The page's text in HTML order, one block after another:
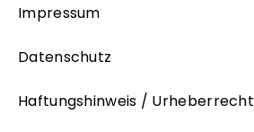
Impressum
Datenschutz
Haftungshinweis / Urheberrecht